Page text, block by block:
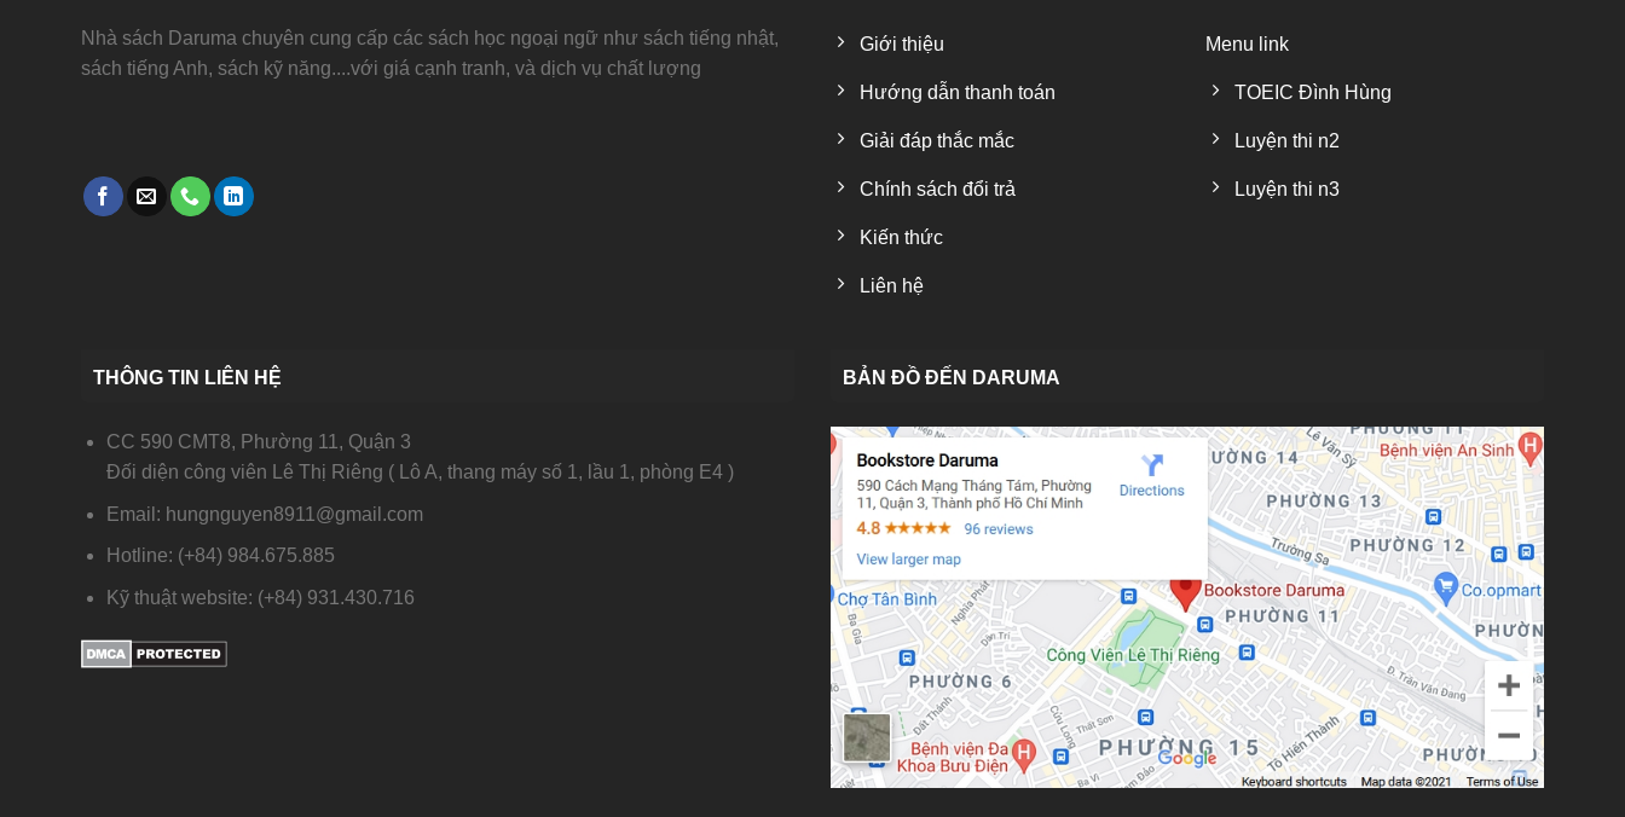
Nhà sách Daruma chuyên cung cấp các sách học ngoại ngữ như sách tiếng nhật,
sách tiếng Anh, sách kỹ năng....với giá cạnh tranh, và dịch vụ chất lượng
Giới thiệu
Hướng dẫn thanh toán
Giải đáp thắc mắc
Chính sách đổi trả
Kiến thức
Liên hệ
Menu link
TOEIC Đình Hùng
Luyện thi n2
Luyện thi n3
THÔNG TIN LIÊN HỆ
CC 590 CMT8, Phường 11, Quận 3
Đối diện công viên Lê Thị Riêng ( Lô A, thang máy số 1, lầu 1, phòng E4 )
Email: hungnguyen8911@gmail.com
Hotline: (+84) 984.675.885
Kỹ thuật website: (+84) 931.430.716
BẢN ĐỒ ĐẾN DARUMA